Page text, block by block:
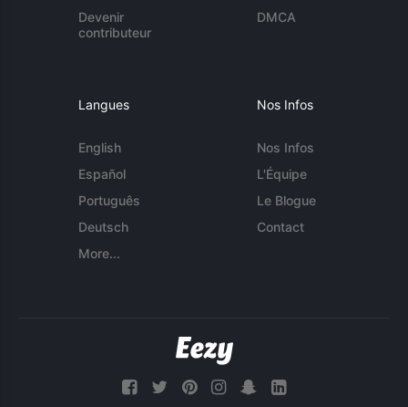
Devenir
contributeur
DMCA
Langues
English
Español
Português
Deutsch
More...
Nos Infos
Nos Infos
L'Équipe
Le Blogue
Contact